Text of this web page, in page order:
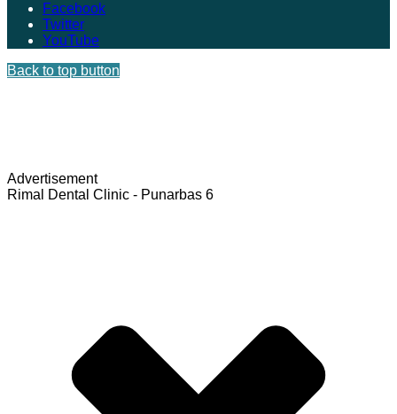
Facebook
Twitter
YouTube
Back to top button
Advertisement
Rimal Dental Clinic - Punarbas 6